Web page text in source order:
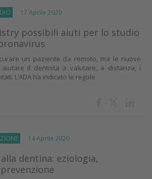
17 Aprile 2020
possibili aiuti per lo studio
un paziente da remoto, ma le nuove
aiutare il dentista a valutare, a distanza, i
L’ADA ha indicato le regole
14 Aprile 2020
dentina: eziologia,